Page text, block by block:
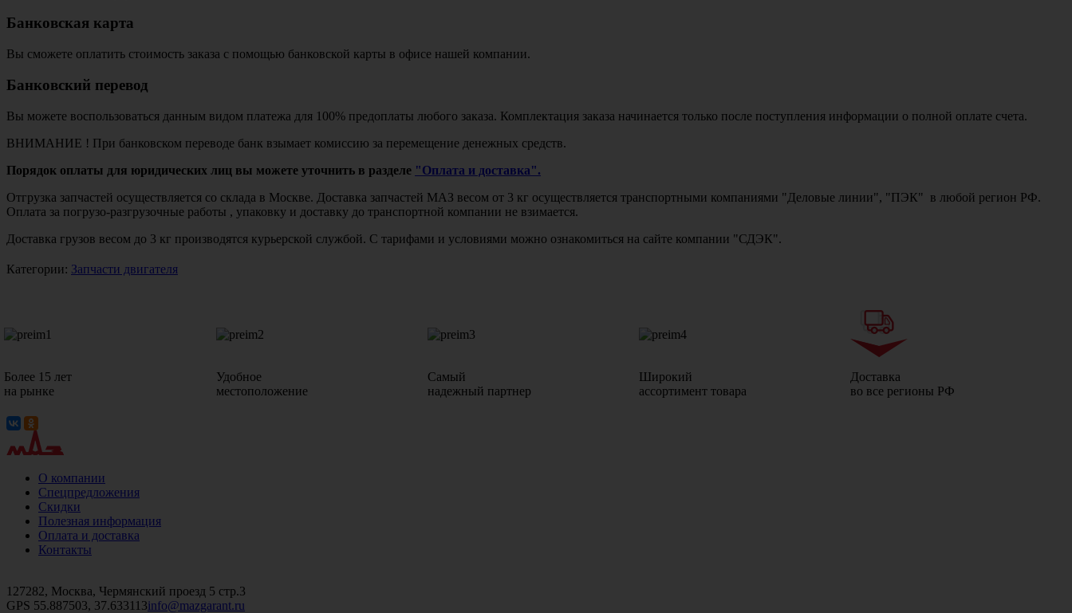
Банковская карта
Вы сможете оплатить стоимость заказа с помощью банковской карты в офисе нашей компании.
Банковский перевод
Вы можете воспользоваться данным видом платежа для 100% предоплаты любого заказа. Комплектация заказа начинается только после поступления информации о полной оплате счета.
ВНИМАНИЕ ! При банковском переводе банк взымает комиссию за перемещение денежных средств.
Порядок оплаты для юридических лиц вы можете уточнить в разделе "Оплата и доставка".
Отгрузка запчастей осуществляется со склада в Москве. Доставка запчастей МАЗ весом от 3 кг осуществляется транспортными компаниями "Деловые линии", "ПЭК" в любой регион РФ.
Оплата за погрузо-разгрузочные работы , упаковку и доставку до транспортной компании не взимается.
Доставка грузов весом до 3 кг производятся курьерской службой. С тарифами и условиями можно ознакомиться на сайте компании "СДЭК".
Категории: Запчасти двигателя
Более 15 лет
на рынке
Удобное
местоположение
Самый
надежный партнер
Широкий
ассортимент товара
Доставка
во все регионы РФ
О компании
Спецпредложения
Скидки
Полезная информация
Оплата и доставка
Контакты
127282, Москва, Чермянский проезд 5 стр.3
GPS 55.887503, 37.633113info@mazgarant.ru